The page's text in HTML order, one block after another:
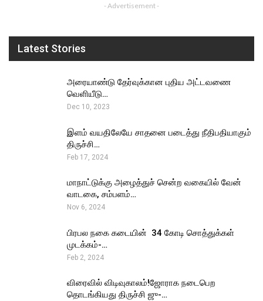
- Advertisement -
Latest Stories
அரையாண்டு தேர்வுக்கான புதிய அட்டவணை
வெளியீடு…
Dec 10, 2023
இளம் வயதிலேயே சாதனை படைத்து நீதிபதியாகும்
திருச்சி…
Feb 17, 2024
மாநாட்டுக்கு அழைத்துச் சென்ற வகையில் வேன்
வாடகை, சம்பளம்…
Nov 6, 2024
பிரபல நகை கடையின் ₹ 34 கோடி சொத்துக்கள்
முடக்கம்-…
Feb 2, 2024
விரைவில் விடிவுகாலம்!ஜோராக நடைபெற
தொடங்கியது திருச்சி ஜு-…